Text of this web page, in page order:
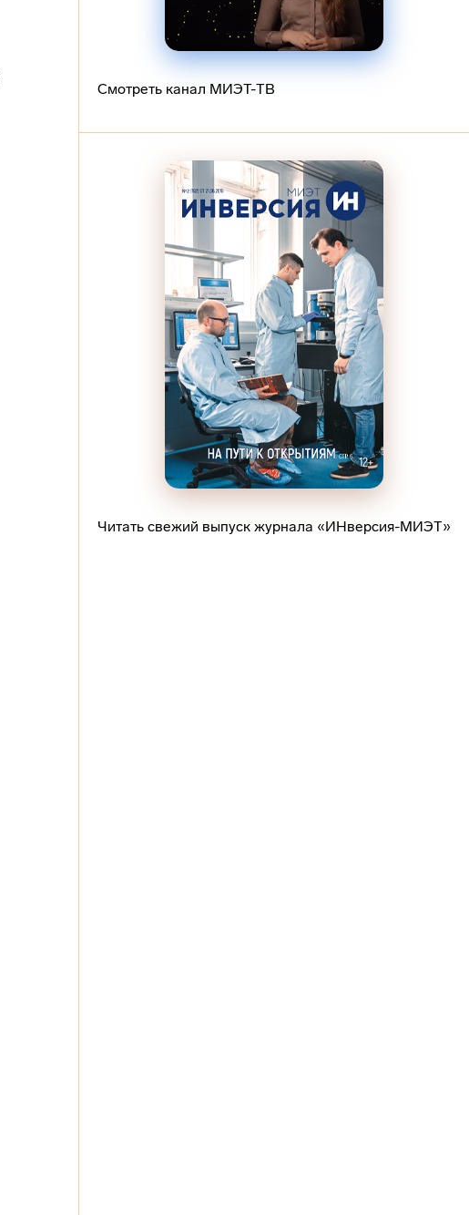
Смотреть канал МИЭТ-ТВ
Читать свежий выпуск журнала «ИНверсия-МИЭТ»